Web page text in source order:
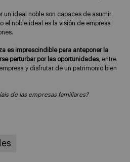
un ideal noble son capaces de asumir
el noble ideal es la visión de empresa
es imprescindible para anteponer la
perturbar por las oportunidades, entre
y disfrutar de un patrimonio bien
de las empresas familiares?